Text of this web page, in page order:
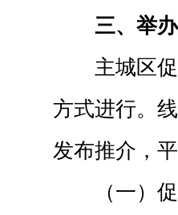
三、举
主城区
方式进行。
发布推介，
（一）